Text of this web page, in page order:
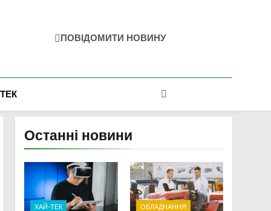
ПОВІДОМИТИ НОВИНУ
Останні новини
ХАЙ-ТЕК ОБЛАДНАННЯ